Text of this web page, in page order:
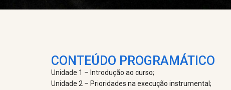
CONTEÚDO PROGRAMÁTICO
Unidade 1 – Introdução ao curso;
Unidade 2 – Prioridades na execução instrumental;